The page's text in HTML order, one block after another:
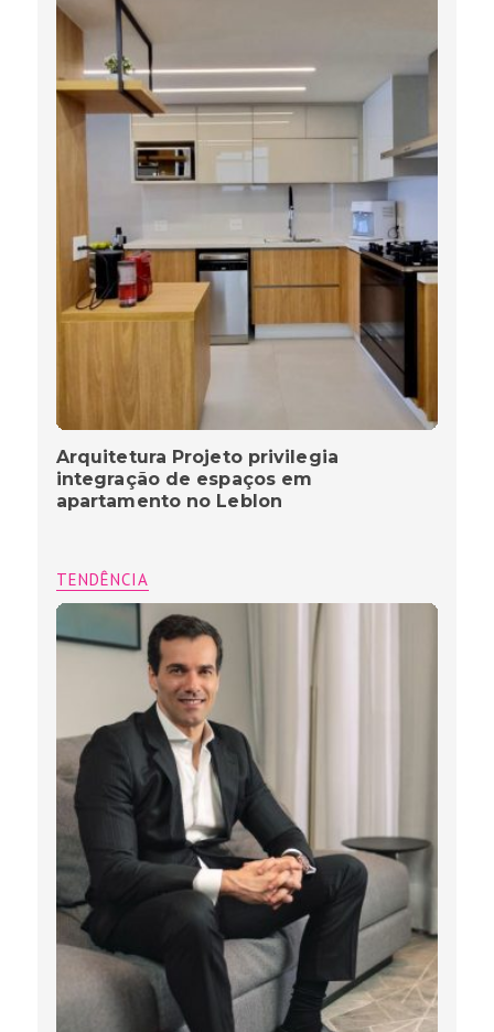
Arquitetura Projeto privilegia
integração de espaços em
apartamento no Leblon
TENDÊNCIA